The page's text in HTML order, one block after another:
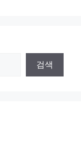
검색